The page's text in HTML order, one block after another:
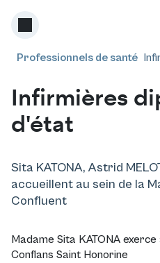
Professionnels de santé
Infirmières
d'état
Sita KATONA, Astrid
accueillent au sein de la
Confluent
Madame Sita KATONA
Conflans Saint Honorine